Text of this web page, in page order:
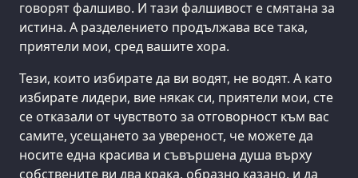
говорят фалшиво. И тази фалшивост е смятана за
истина. А разделението продължава все така,
приятели мои, сред вашите хора.
Тези, които избирате да ви водят, не водят. А като
избирате лидери, вие някак си, приятели мои, сте
се отказали от чувството за отговорност към вас
самите, усещането за увереност, че можете да
носите една красива и съвършена душа върху
собствените ви два крака, образно казано, и да